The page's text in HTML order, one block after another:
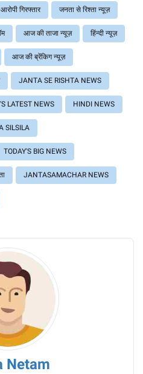
आरोपी गिरफ्तार जनता से रिश्ता न्यूज़
आज की ताजा न्यूज़ हिंन्दी न्यूज़
आज की ब्रेंकिग न्यूज़
JANTA SE RISHTA NEWS
LATEST NEWS HINDI NEWS
SILSILA
TODAY'S BIG NEWS
JANTASAMACHAR NEWS
Netam